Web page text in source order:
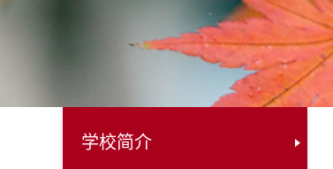
学校简介